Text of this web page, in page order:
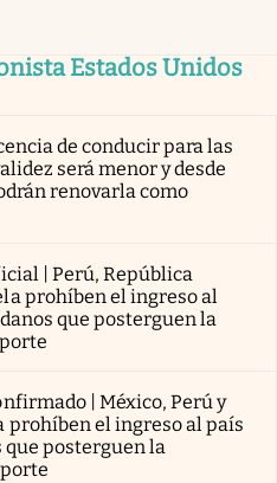
Estados Unidos
de conducir para las
será menor y desde
renovarla como
| Perú, República
prohíben el ingreso al
que posterguen la
| México, Perú y
prohíben el ingreso al país
que posterguen la